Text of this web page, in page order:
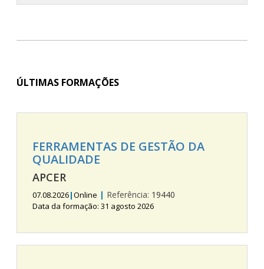
ÚLTIMAS FORMAÇÕES
FERRAMENTAS DE GESTÃO DA
QUALIDADE
APCER
07.08.2026|Online | Referência: 19440
Data da formação: 31 agosto 2026